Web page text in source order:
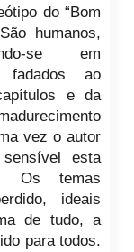
do “Bom
humanos,
se em
fadados ao
e da
vez o autor
esta
Os temas
ideais
de tudo, a
para todos.